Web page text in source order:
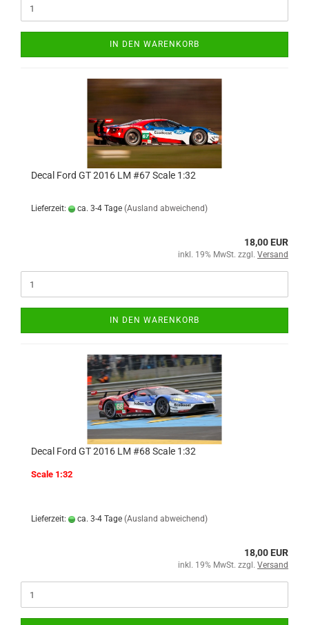
IN DEN WARENKORB
Decal Ford GT 2016 LM #67 Scale 1:32
Lieferzeit: ca. 3-4 Tage (Ausland abweichend)
18,00 EUR
inkl. 19% MwSt. zzgl. Versand
IN DEN WARENKORB
Decal Ford GT 2016 LM #68 Scale 1:32
Scale 1:32
Lieferzeit: ca. 3-4 Tage (Ausland abweichend)
18,00 EUR
inkl. 19% MwSt. zzgl. Versand